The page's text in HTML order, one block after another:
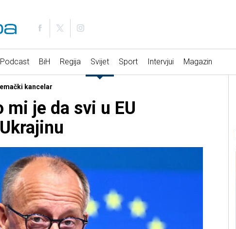
Podcast BiH Regija Svijet Sport Intervjui Magazin
kancelar
mi je da svi u EU